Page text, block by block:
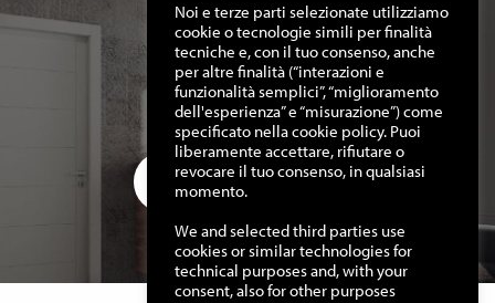
RICHIEDI I NOSTRI
CATALOGHI
CLICCA QUI
Noi e terze parti selezionate utilizziamo
cookie o tecnologie simili per finalità
tecniche e, con il tuo consenso, anche
per altre finalità (“interazioni e
funzionalità semplici”, “miglioramento
dell'esperienza” e “misurazione”) come
specificato nella cookie policy. Puoi
liberamente accettare, rifiutare o
revocare il tuo consenso, in qualsiasi
momento.
We and selected third parties use
cookies or similar technologies for
technical purposes and, with your
consent, also for other purposes